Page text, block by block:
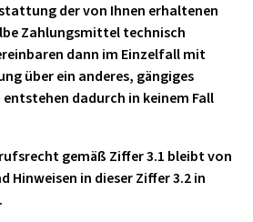
der von Ihnen erhaltenen
Zahlungsmittel technisch
dann im Einzelfall mit
über ein anderes, gängiges
dadurch in keinem Fall
gemäß Ziffer 3.1 bleibt von
Hinweisen in dieser Ziffer 3.2 in